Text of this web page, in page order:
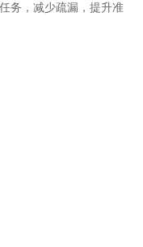
务，减少疏漏，提升准